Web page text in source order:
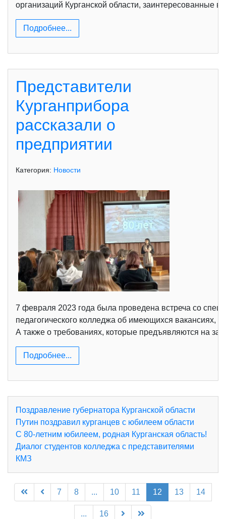
организаций Курганской области, заинтересованные
Подробнее...
Представители
Курганприбора
рассказали о
предприятии
Категория: Новости
7 февраля 2023 года была проведена встреча со
педагогического колледжа об имеющихся вакансиях,
А также о требованиях, которые предъявляются на
Подробнее...
Поздравление губернатора Курганской области
Путин поздравил курганцев с юбилеем области
С 80-летним юбилеем, родная Курганская область!
Диалог студентов колледжа с представителями
КМЗ
7 8 ... 10 11 12 13 14
... 16